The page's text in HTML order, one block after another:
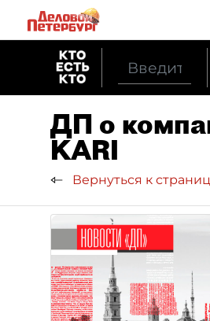
ДП о
KARI
Вернуться к